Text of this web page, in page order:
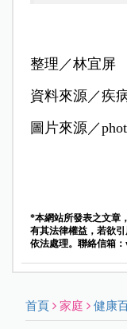
整理／林宜屏
資料來源／疾
圖片來源／
*本網站所發表之文章
有其法律權益，若欲
依法處理。聯絡信箱：
首頁 家庭 健康